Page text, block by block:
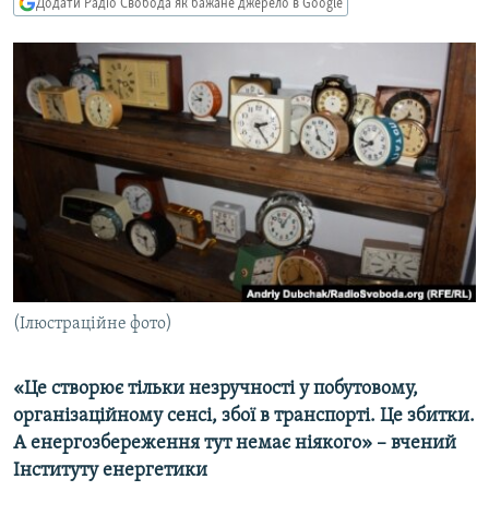
УКРАЇНА
СВІТ
ТИ ЯК?
СХЕМИ
КИТАЙ.ВИКЛИКИ
МУЛЬТИМЕДІА
СПЕЦПРОЄКТИ
ПОДКАСТИ
КРИМ РЕАЛІЇ
УКР
КТАТ
ДОЛУЧАЙСЯ!
Додати Радіо Свобода як бажане джерело в Google
(Ілюстраційне фото)
«Це створює тільки незручності у побутовому,
організаційному сенсі, збої в транспорті. Це збитки.
А енергозбереження тут немає ніякого» – вчений
Інституту енергетики